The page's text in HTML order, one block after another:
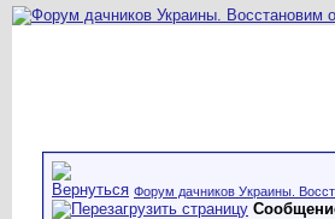
Форум дачников Украины.